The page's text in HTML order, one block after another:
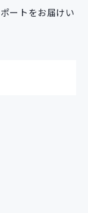
ートをお届けい